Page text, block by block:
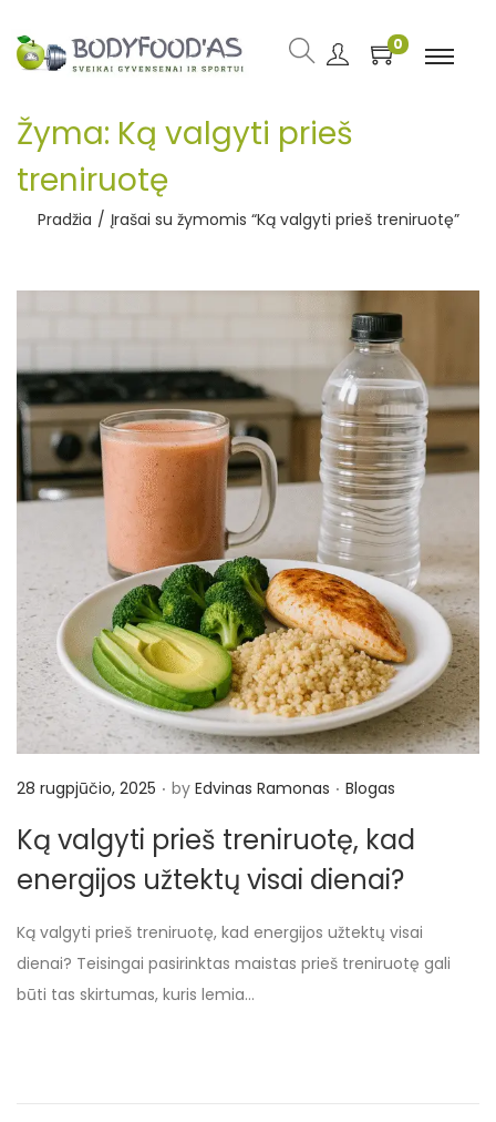
0
Žyma: Ką valgyti prieš
treniruotę
Pradžia / Įrašai su žymomis “Ką valgyti prieš treniruotę”
P
s
t
d
o
n
28 rugpjūčio, 2025 . by Edvinas Ramonas . P
s
t
d
i
Blogas
Ką valgyti prieš treniruotę, kad
energijos užtektų visai dienai?
Ką valgyti prieš treniruotę, kad energijos užtektų visai
dienai? Teisingai pasirinktas maistas prieš treniruotę gali
būti tas skirtumas, kuris lemia…